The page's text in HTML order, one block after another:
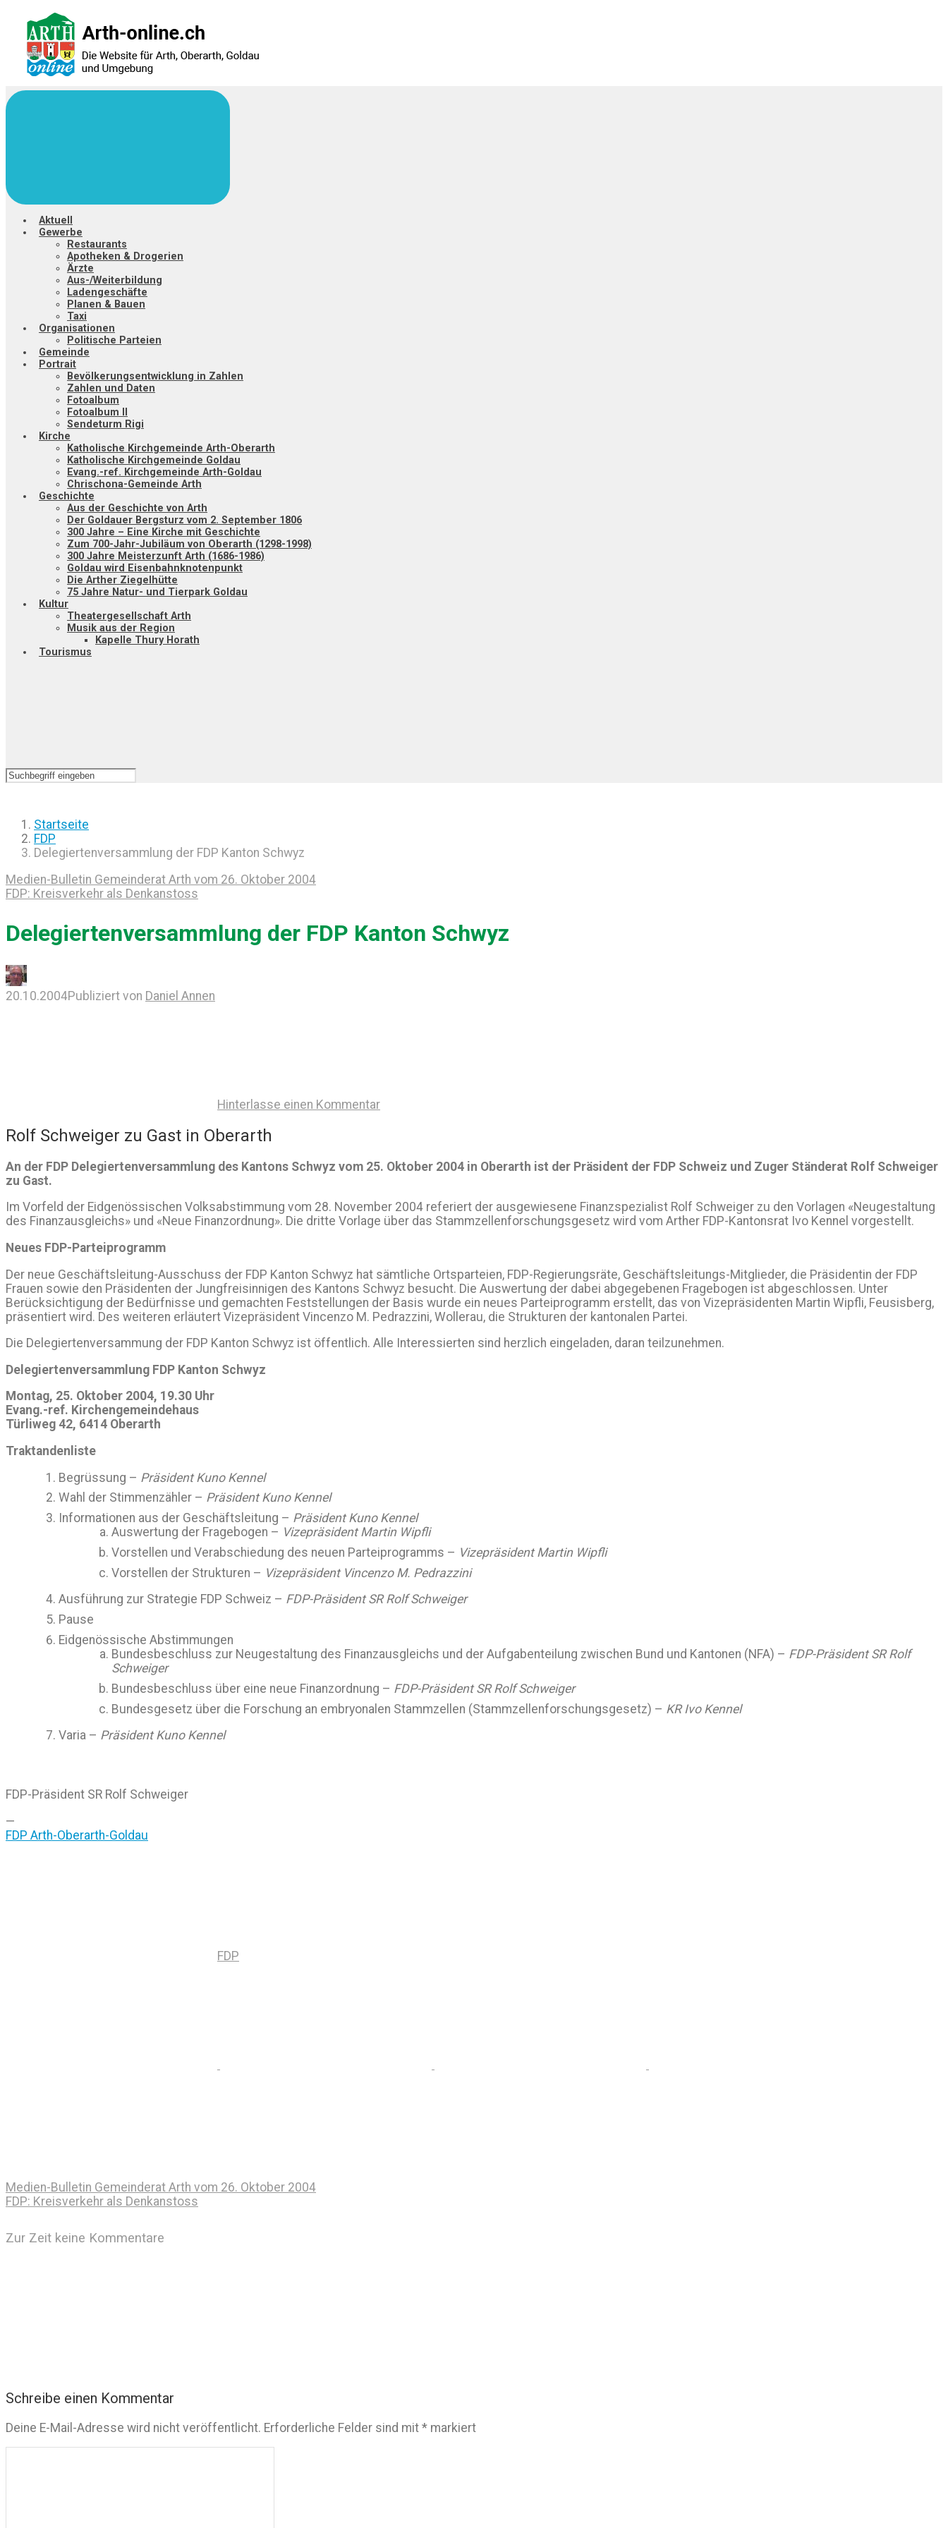
Hauptinhalt
springen
Aktuell
Gewerbe
Restaurants
Apotheken & Drogerien
Ärzte
Aus-/Weiterbildung
Ladengeschäfte
Planen & Bauen
Taxi
Organisationen
Politische Parteien
Gemeinde
Portrait
Bevölkerungsentwicklung in Zahlen
Zahlen und Daten
Fotoalbum
Fotoalbum II
Sendeturm Rigi
Kirche
Katholische Kirchgemeinde Arth-Oberarth
Katholische Kirchgemeinde Goldau
Evang.-ref. Kirchgemeinde Arth-Goldau
Chrischona-Gemeinde Arth
Geschichte
Aus der Geschichte von Arth
Der Goldauer Bergsturz vom 2. September 1806
300 Jahre – Eine Kirche mit Geschichte
Zum 700-Jahr-Jubiläum von Oberarth (1298-1998)
300 Jahre Meisterzunft Arth (1686-1986)
Goldau wird Eisenbahnknotenpunkt
Die Arther Ziegelhütte
75 Jahre Natur- und Tierpark Goldau
Kultur
Theatergesellschaft Arth
Musik aus der Region
Kapelle Thury Horath
Tourismus
Startseite
FDP
Delegiertenversammlung der FDP Kanton Schwyz
Medien-Bulletin Gemeinderat Arth vom 26. Oktober 2004
FDP: Kreisverkehr als Denkanstoss
Delegiertenversammlung der FDP Kanton Schwyz
20.10.2004Publiziert von Daniel Annen
Hinterlasse einen Kommentar
Rolf Schweiger zu Gast in Oberarth
An der FDP Delegiertenversammlung des Kantons Schwyz vom 25. Oktober 2004 in Oberarth ist der Präsident der FDP Schweiz und Zuger Ständerat Rolf Schweiger
zu Gast.
Im Vorfeld der Eidgenössischen Volksabstimmung vom 28. November 2004 referiert der ausgewiesene Finanzspezialist Rolf Schweiger zu den Vorlagen «Neugestaltung
des Finanzausgleichs» und «Neue Finanzordnung». Die dritte Vorlage über das Stammzellenforschungsgesetz wird vom Arther FDP-Kantonsrat Ivo Kennel vorgestellt.
Neues FDP-Parteiprogramm
Der neue Geschäftsleitung-Ausschuss der FDP Kanton Schwyz hat sämtliche Ortsparteien, FDP-Regierungsräte, Geschäftsleitungs-Mitglieder, die Präsidentin der FDP
Frauen sowie den Präsidenten der Jungfreisinnigen des Kantons Schwyz besucht. Die Auswertung der dabei abgegebenen Fragebogen ist abgeschlossen. Unter
Berücksichtigung der Bedürfnisse und gemachten Feststellungen der Basis wurde ein neues Parteiprogramm erstellt, das von Vizepräsidenten Martin Wipfli, Feusisberg,
präsentiert wird. Des weiteren erläutert Vizepräsident Vincenzo M. Pedrazzini, Wollerau, die Strukturen der kantonalen Partei.
Die Delegiertenversammung der FDP Kanton Schwyz ist öffentlich. Alle Interessierten sind herzlich eingeladen, daran teilzunehmen.
Delegiertenversammlung FDP Kanton Schwyz
Montag, 25. Oktober 2004, 19.30 Uhr
Evang.-ref. Kirchengemeindehaus
Türliweg 42, 6414 Oberarth
Traktandenliste
Begrüssung – Präsident Kuno Kennel
Wahl der Stimmenzähler – Präsident Kuno Kennel
Informationen aus der Geschäftsleitung – Präsident Kuno Kennel
Auswertung der Fragebogen – Vizepräsident Martin Wipfli
Vorstellen und Verabschiedung des neuen Parteiprogramms – Vizepräsident Martin Wipfli
Vorstellen der Strukturen – Vizepräsident Vincenzo M. Pedrazzini
Ausführung zur Strategie FDP Schweiz – FDP-Präsident SR Rolf Schweiger
Pause
Eidgenössische Abstimmungen
Bundesbeschluss zur Neugestaltung des Finanzausgleichs und der Aufgabenteilung zwischen Bund und Kantonen (NFA) – FDP-Präsident SR Rolf
Schweiger
Bundesbeschluss über eine neue Finanzordnung – FDP-Präsident SR Rolf Schweiger
Bundesgesetz über die Forschung an embryonalen Stammzellen (Stammzellenforschungsgesetz) – KR Ivo Kennel
Varia – Präsident Kuno Kennel
FDP-Präsident SR Rolf Schweiger
—
FDP Arth-Oberarth-Goldau
FDP
Medien-Bulletin Gemeinderat Arth vom 26. Oktober 2004
FDP: Kreisverkehr als Denkanstoss
Zur Zeit keine Kommentare
Schreibe einen Kommentar
Deine E-Mail-Adresse wird nicht veröffentlicht. Erforderliche Felder sind mit * markiert